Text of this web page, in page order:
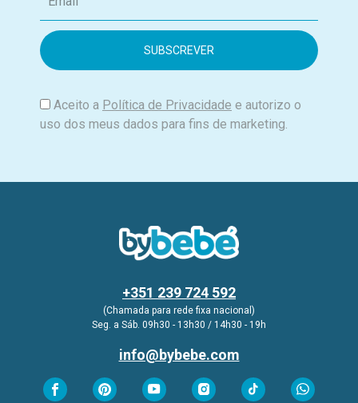
m
i
Aceito a Política de Privacidade e autorizo o
uso dos meus dados para fins de marketing.
+351 239 724 592
(Chamada para rede fixa nacional)
Seg. a Sáb. 09h30 - 13h30 / 14h30 - 19h
info@bybebe.com